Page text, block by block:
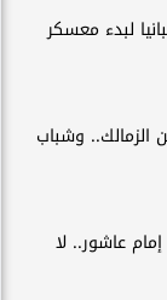
لبدء معسكر
الزمالك.. وشباب
عاشور.. لا